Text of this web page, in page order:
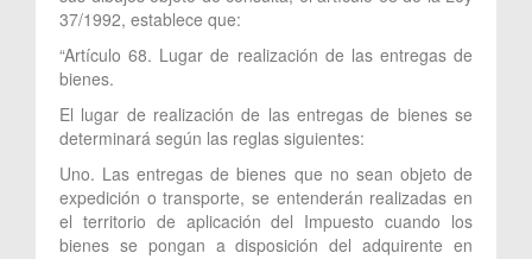
37/1992, establece que:
“Artículo 68. Lugar de realización de las entregas de
bienes.
El lugar de realización de las entregas de bienes se
determinará según las reglas siguientes:
Uno. Las entregas de bienes que no sean objeto de
expedición o transporte, se entenderán realizadas en
el territorio de aplicación del Impuesto cuando los
bienes se pongan a disposición del adquirente en